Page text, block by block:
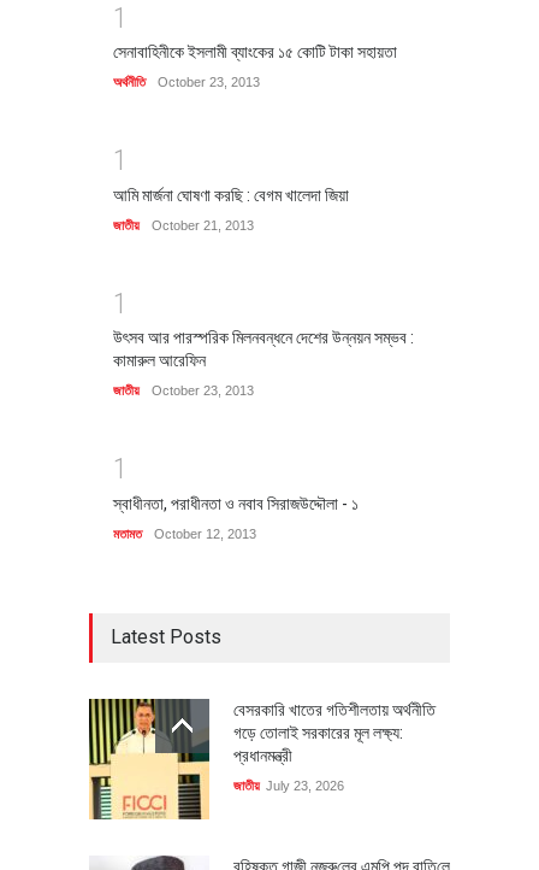
1
সেনাবাহিনীকে ইসলামী ব্যাংকের ১৫ কোটি টাকা সহায়তা
অর্থনীতি October 23, 2013
1
আমি মার্জনা ঘোষণা করছি : বেগম খালেদা জিয়া
জাতীয় October 21, 2013
1
উৎসব আর পারস্পরিক মিলনবন্ধনে দেশের উন্নয়ন সম্ভব :
কামারুল আরেফিন
জাতীয় October 23, 2013
1
স্বাধীনতা, পরাধীনতা ও নবাব সিরাজউদ্দৌলা - ১
মতামত October 12, 2013
Latest Posts
বেসরকারি খাতের গতিশীলতায় অর্থনীতি
গড়ে তোলাই সরকারের মূল লক্ষ্য:
প্রধানমন্ত্রী
জাতীয় July 23, 2026
বহিষ্কৃত গাজী নজরু‌লের এম‌পি পদ বা‌তি‌লে